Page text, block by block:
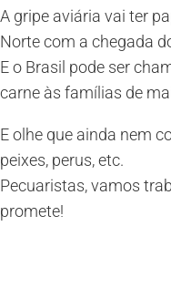
A gripe aviária vai ter
Norte com a chegada
E o Brasil pode ser
carne às famílias de
E olhe que ainda nem
peixes, perus, etc.
Pecuaristas, vamos
promete!